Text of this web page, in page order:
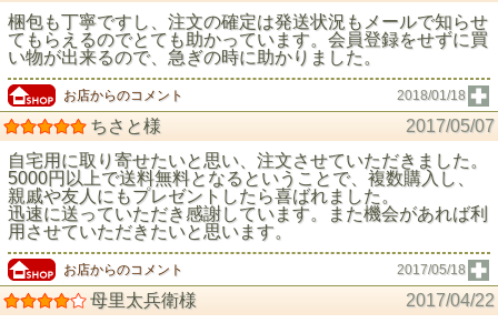
梱包も丁寧ですし、注文の確定は発送状況もメールで知らせ
てもらえるのでとても助かっています。会員登録をせずに買
い物が出来るので、急ぎの時に助かりました。
お店からのコメント 2018/01/18
ちさと様
2017/05/07
自宅用に取り寄せたいと思い、注文させていただきました。
5000円以上で送料無料となるということで、複数購入し、
親戚や友人にもプレゼントしたら喜ばれました。
迅速に送っていただき感謝しています。また機会があれば利
用させていただきたいと思います。
お店からのコメント 2017/05/18
母里太兵衛様
2017/04/22